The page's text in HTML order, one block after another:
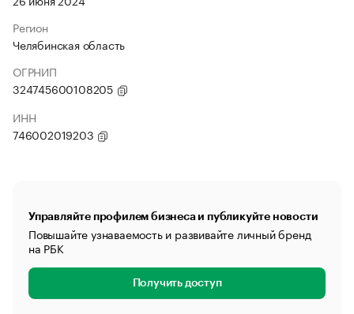
Регион
Челябинская область
ОГРНИП
324745600108205
ИНН
746002019203
Управляйте профилем бизнеса и публикуйте новости
Повышайте узнаваемость и развивайте личный бренд
на РБК
Получить доступ